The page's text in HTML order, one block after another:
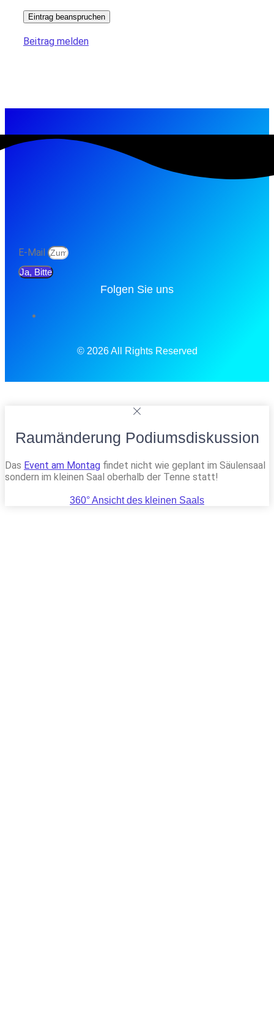
Eintrag beanspruchen
Beitrag melden
E-Mail
Ja, Bitte
Folgen Sie uns
© 2026 All Rights Reserved
Raumänderung Podiumsdiskussion
Das Event am Montag findet nicht wie geplant im Säulensaal
sondern im kleinen Saal oberhalb der Tenne statt!
360° Ansicht des kleinen Saals